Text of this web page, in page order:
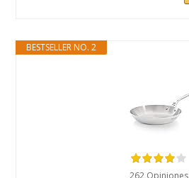
BESTSELLER NO. 2
262 Opiniones